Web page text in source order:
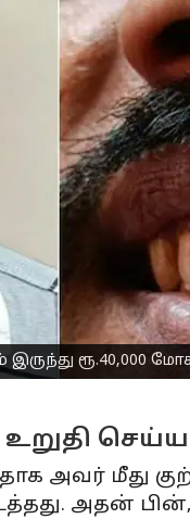
ரூ.40,000
டிமிக்கி
கடை
போலீஸையும்
அவர் மீது
அதன்